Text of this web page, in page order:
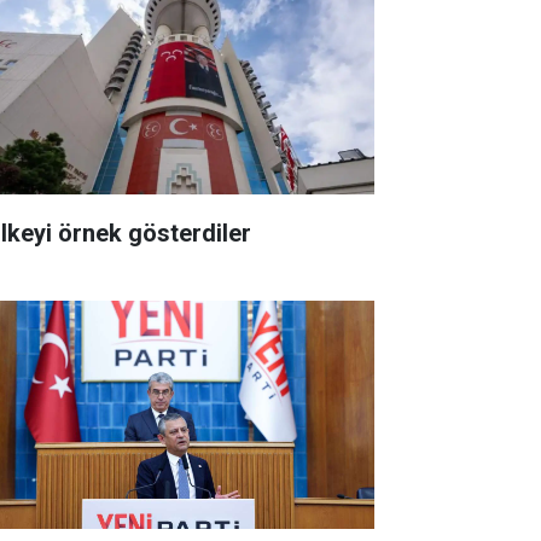
örnek gösterdiler